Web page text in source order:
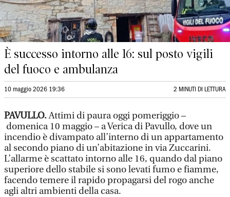
È successo intorno alle 16: sul posto vigili
del fuoco e ambulanza
10 maggio 2026 19:36 2 MINUTI DI LETTURA
PAVULLO.Attimi di paura oggi pomeriggio –
domenica 10 maggio – a Verica di Pavullo, dove un
incendio è divampato all’interno di un appartamento
al secondo piano di un’abitazione in via Zuccarini.
L’allarme è scattato intorno alle 16, quando dal piano
superiore dello stabile si sono levati fumo e fiamme,
facendo temere il rapido propagarsi del rogo anche
agli altri ambienti della casa.